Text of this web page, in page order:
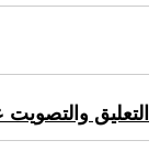
التعليق